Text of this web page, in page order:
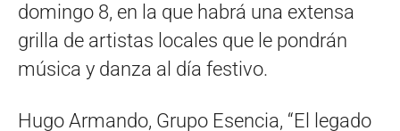
domingo 8, en la que habrá una extensa
grilla de artistas locales que le pondrán
música y danza al día festivo.
Hugo Armando, Grupo Esencia, “El legado